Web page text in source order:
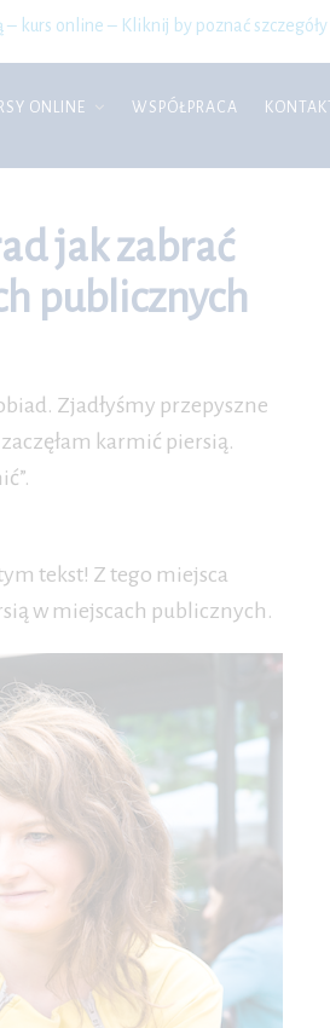
– kurs online – Kliknij by poznać szczegóły
ONLINE WSPÓŁPRACA KONTAKT
jak zabrać
publicznych
Zjadłyśmy przepyszne
karmić piersią.
tekst! Z tego miejsca
w miejscach publicznych.